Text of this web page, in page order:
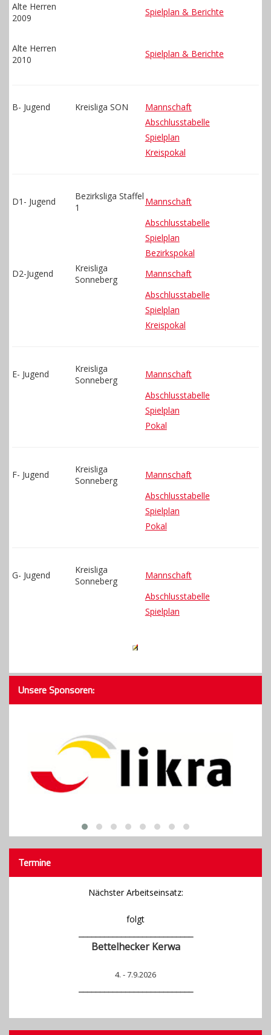
Alte Herren
2009
Spielplan & Berichte
Alte Herren
2010
Spielplan & Berichte
B- Jugend Kreisliga SON
Mannschaft
Abschlusstabelle
Spielplan
Kreispokal
D1- Jugend
Bezirksliga Staffel
1
Mannschaft
Abschlusstabelle
Spielplan
Bezirkspokal
D2-Jugend
Kreisliga
Sonneberg
Mannschaft
Abschlusstabelle
Spielplan
Kreispokal
E- Jugend
Kreisliga
Sonneberg
Mannschaft
Abschlusstabelle
Spielplan
Pokal
F- Jugend
Kreisliga
Sonneberg
Mannschaft
Abschlusstabelle
Spielplan
Pokal
G- Jugend
Kreisliga
Sonneberg
Mannschaft
Abschlusstabelle
Spielplan
Unsere Sponsoren:
Termine
Nächster Arbeitseinsatz:
folgt
Bettelhecker Kerwa
4. - 7.9.2026